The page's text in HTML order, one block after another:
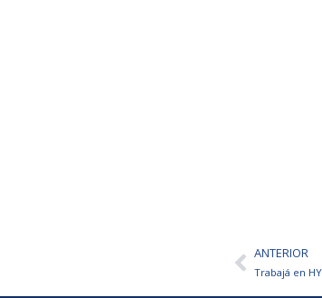
AntANTERIOR
Trabajá en